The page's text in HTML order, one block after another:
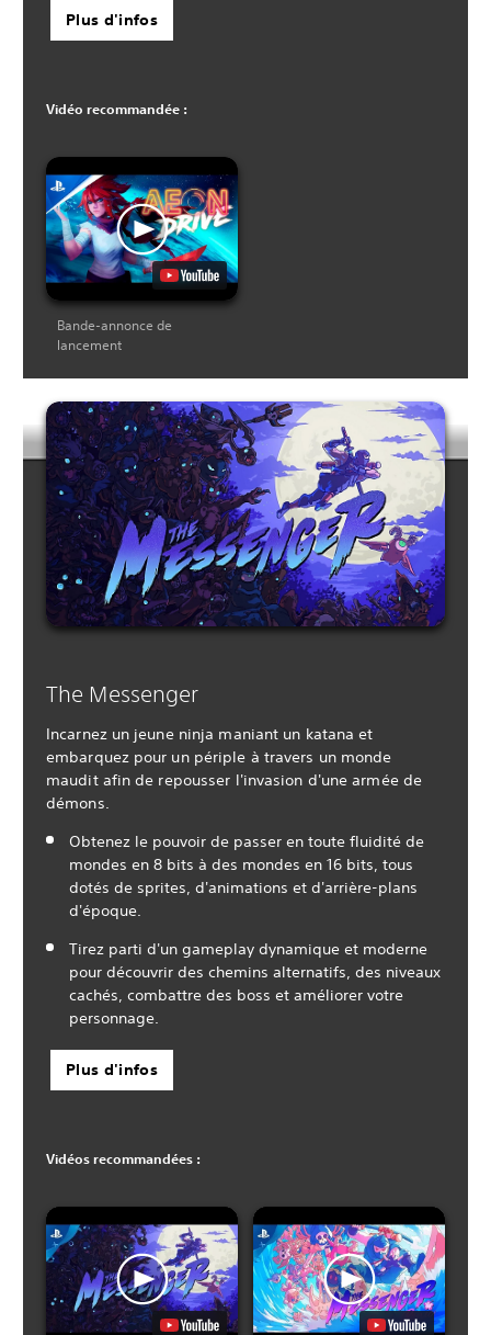
Plus d'infos
Vidéo recommandée :
Bande-annonce de
lancement
The Messenger
Incarnez un jeune ninja maniant un katana et
embarquez pour un périple à travers un monde
maudit afin de repousser l'invasion d'une armée de
démons.
Obtenez le pouvoir de passer en toute fluidité de
mondes en 8 bits à des mondes en 16 bits, tous
dotés de sprites, d'animations et d'arrière-plans
d'époque.
Tirez parti d'un gameplay dynamique et moderne
pour découvrir des chemins alternatifs, des niveaux
cachés, combattre des boss et améliorer votre
personnage.
Plus d'infos
Vidéos recommandées :